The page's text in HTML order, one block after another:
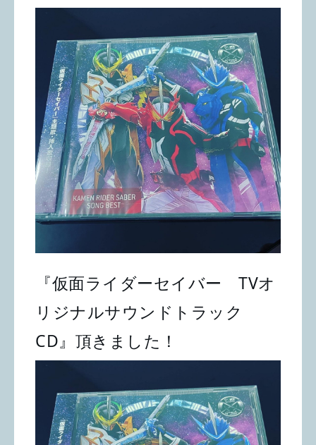
『仮面ライダーセイバー　TVオ
リジナルサウンドトラック
CD』頂きました！